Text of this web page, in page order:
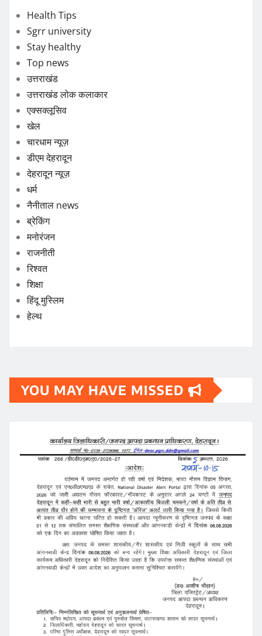
Health Tips
Sgrr university
Stay healthy
Top news
उत्तराखंड
उत्तराखंड लोक कलाकार
एक्सक्लूसिव
खेल
चारधाम न्यूज़
डीएम देहरादून
देहरादून न्यूज़
धर्म
नैनीताल news
ब्रेकिंग
मनोरंजन
राजनीती
रिश्वत
शिक्षा
हिंदू मुस्लिम
हेल्थ
YOU MAY HAVE MISSED